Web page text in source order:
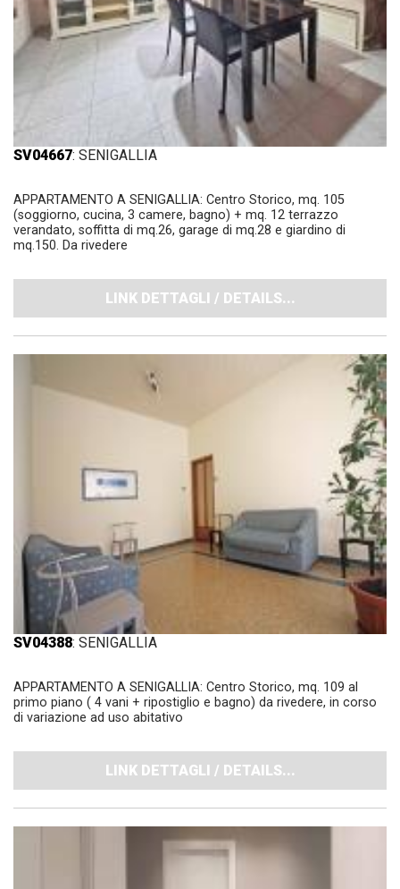
SV04667: SENIGALLIA
APPARTAMENTO A SENIGALLIA: Centro Storico, mq. 105
(soggiorno, cucina, 3 camere, bagno) + mq. 12 terrazzo
verandato, soffitta di mq.26, garage di mq.28 e giardino di
mq.150. Da rivedere
LINK DETTAGLI / DETAILS...
SV04388: SENIGALLIA
APPARTAMENTO A SENIGALLIA: Centro Storico, mq. 109 al
primo piano ( 4 vani + ripostiglio e bagno) da rivedere, in corso
di variazione ad uso abitativo
LINK DETTAGLI / DETAILS...